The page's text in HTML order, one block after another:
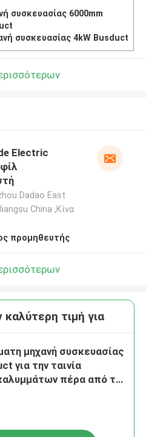
συσκευασίας 6000mm
συσκευασίας 4kW Busduct
Electric
Dadao East
China ,Κίνα
προμηθευτής
τιμή για
μηχανή συσκευασίας
για την ταινία
πέρα από την